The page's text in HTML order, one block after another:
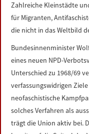
Zahlreiche Kleinstädte
für Migranten,
die nicht in das Weltbild
Bundesinnenminister
eines neuen NPD-
Unterschied zu 1968/69
verfassungswidrigen
neofaschistische
solches Verfahren als
trägt die Union aktiv bei.